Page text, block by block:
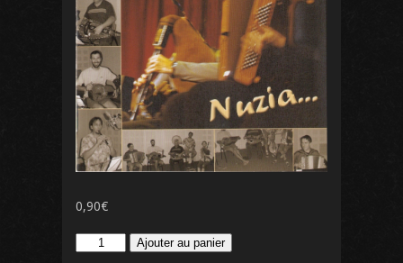
0,90€
quantité
Ajouter au panier